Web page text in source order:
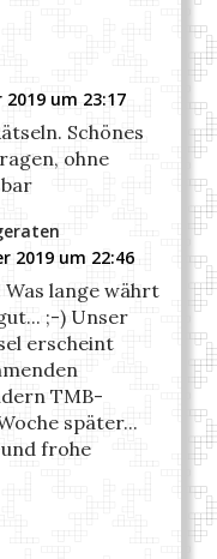
2019 um 23:17
Schönes
ohne
2019 um 22:46
Was lange währt
;-) Unser
erscheint
TMB-
später...
frohe